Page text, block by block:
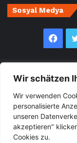
Wir schätzen
Wir verwenden
personalisierte
unseren
akzeptieren"
Cookies zu.
Sosyal Medya
© Copyright
Ana Sayfa